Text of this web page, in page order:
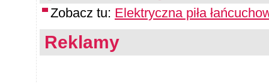
Zobacz tu: Elektryczna piła
Reklamy